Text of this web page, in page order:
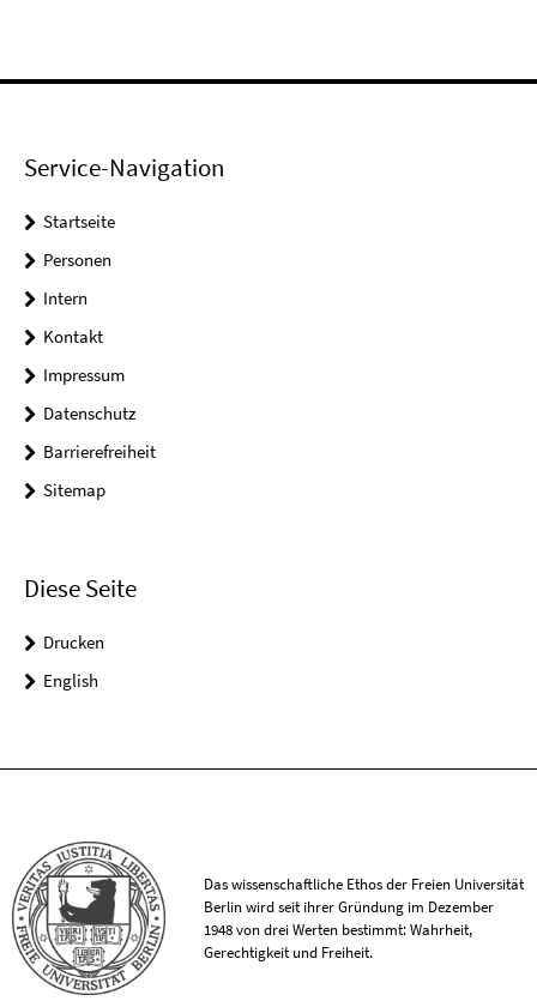
Service-Navigation
Startseite
Personen
Intern
Kontakt
Impressum
Datenschutz
Barrierefreiheit
Sitemap
Diese Seite
Drucken
English
Das wissenschaftliche Ethos der Freien Universität
Berlin wird seit ihrer Gründung im Dezember
1948 von drei Werten bestimmt: Wahrheit,
Gerechtigkeit und Freiheit.